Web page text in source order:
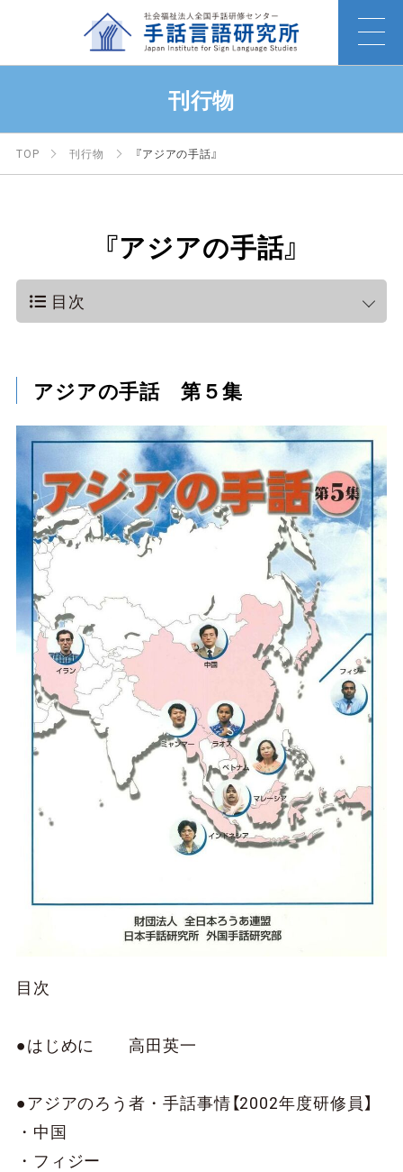
刊行物
TOP 刊行物 『アジアの手話』
『アジアの手話』
目次
アジアの手話 第５集
目次
●はじめに 高田英一
●アジアのろう者・手話事情【2002年度研修員】
・中国
・フィジー